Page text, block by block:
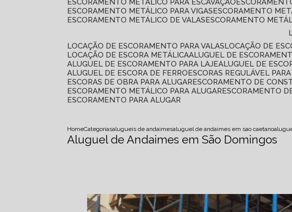
ESCORAMENTO METÁLICO PARA ESCAVAÇÃO
ESCORAMENTO METÁLICO PARA VIGAS
ESCORAMENTO
ESCORAMENTO METÁLICO DE VALAS
ESCORAMENTO
LOCAÇÃO DE ESCORAMENTO PARA VALAS LOCAÇÃO DE
LOCAÇÃO DE ESCORA METÁLICA ALUGUEL DE
ALUGUEL DE ESCORAMENTO PARA LAJE ALUGUEL DE
ALUGUEL DE ESCORA DE FERRO
ESCORAS REGULÁVEL
ESCORAS DE OBRA PARA ALUGAR ESCORAMENTO DE
ESCORAMENTO METÁLICO PARA ALUGAR ESCORAMENTO
ESCORAMENTO PARA ALUGAR
HomeCategoriasalugueis de andaimesaluguel de andaimes em sao caetano
Aluguel de Andaimes em São Domingos